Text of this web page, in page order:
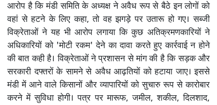
आरोप है कि मंडी समिति के अध्यक्ष ने अवैध रूप से बैठे इन लोगों को
वहां से हटने के लिए कहा, तो वह झगड़े पर उतारू हो गए। सब्जी
विक्रेताओं ने यह भी आरोप लगाया कि कुछ अतिक्रमणकारियों ने
अधिकारियों को 'मोटी रकम' देने का दावा करते हुए कार्रवाई न होने
की बात कही है। विक्रेताओं ने प्रशासन से मांग की है कि सड़क और
सरकारी दफ्तरों के सामने से अवैध आढ़तियों को हटाया जाए। इससे
मंडी में आने वाले किसानों और व्यापारियों को सुचारु रूप से कारोबार
करने में सुविधा होगी। पत्र पर मारूफ, जमील, शकील, दिलशाद,